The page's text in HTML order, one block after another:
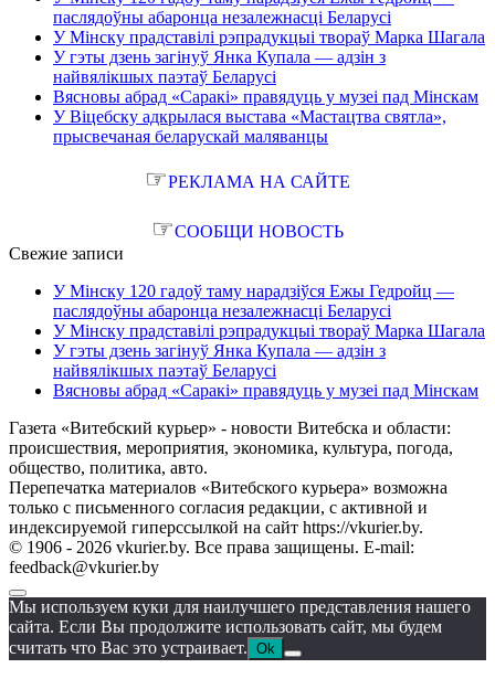
паслядоўны абаронца незалежнасці Беларусі
У Мінску прадставілі рэпрадукцыі твораў Марка Шагала
У гэты дзень загінуў Янка Купала — адзін з
найвялікшых паэтаў Беларусі
Вясновы абрад «Саракі» правядуць у музеі пад Мінскам
У Віцебску адкрылася выстава «Мастацтва святла»,
прысвечаная беларускай маляванцы
☞РЕКЛАМА НА САЙТЕ
☞СООБЩИ НОВОСТЬ
Свежие записи
У Мінску 120 гадоў таму нарадзіўся Ежы Гедройц —
паслядоўны абаронца незалежнасці Беларусі
У Мінску прадставілі рэпрадукцыі твораў Марка Шагала
У гэты дзень загінуў Янка Купала — адзін з
найвялікшых паэтаў Беларусі
Вясновы абрад «Саракі» правядуць у музеі пад Мінскам
Газета «Витебский курьер» - новости Витебска и области:
происшествия, мероприятия, экономика, культура, погода,
общество, политика, авто.
Перепечатка материалов «Витебского курьера» возможна
только с письменного согласия редакции, с активной и
индексируемой гиперссылкой на сайт https://vkurier.by.
© 1906 - 2026 vkurier.by. Все права защищены. E-mail:
feedback@vkurier.by
Мы используем куки для наилучшего представления нашего
сайта. Если Вы продолжите использовать сайт, мы будем
считать что Вас это устраивает. Ok